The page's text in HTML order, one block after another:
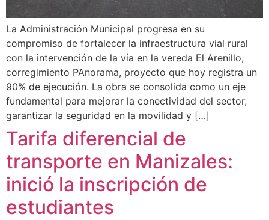
La Administración Municipal progresa en su
compromiso de fortalecer la infraestructura vial rural
con la intervención de la vía en la vereda El Arenillo,
corregimiento PAnorama, proyecto que hoy registra un
90% de ejecución. La obra se consolida como un eje
fundamental para mejorar la conectividad del sector,
garantizar la seguridad en la movilidad y […]
Tarifa diferencial de
transporte en Manizales:
inició la inscripción de
estudiantes